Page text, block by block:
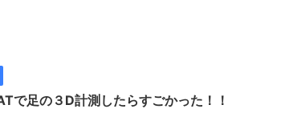
で足の３D計測したらすごかった！！